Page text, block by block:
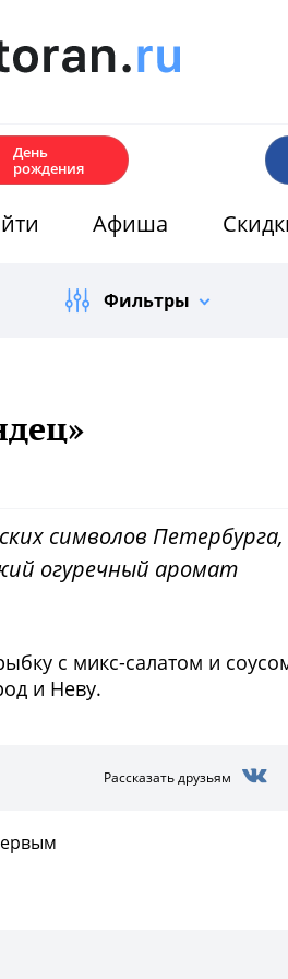
День
рождения
Афиша
Фильтры
символов Петербурга,
огуречный аромат
с микс-салатом и
и Неву.
Рассказать друзьям